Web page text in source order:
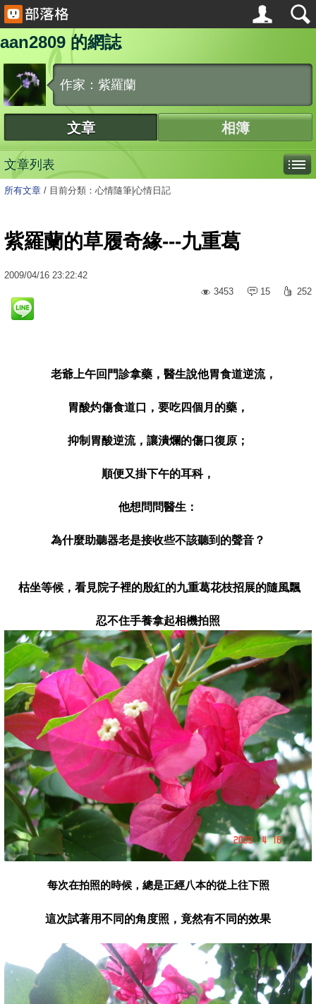
aan2809 的網誌
作家：紫羅蘭
文章 相簿
文章列表
所有文章 / 目前分類：心情隨筆|心情日記
紫羅蘭的草履奇緣---九重葛
2009/04/16 23:22:42
3453
15 252
老爺上午回門診拿藥，醫生說他胃食道逆流，
胃酸灼傷食道口， 要吃四個月的藥，
抑制胃酸逆流，讓潰爛的傷口復原；
順便又掛下午的耳科，
他想問問醫生：
為什麼助聽器老是接收些不該聽到的聲音？
枯坐等候，看見院子裡的殷紅的九重葛花枝招展的隨風飄
忍不住手養拿起相機拍照
每次在拍照的時候，總是正經八本的從上往下照
這次試著用不同的角度照，竟然有不同的效果